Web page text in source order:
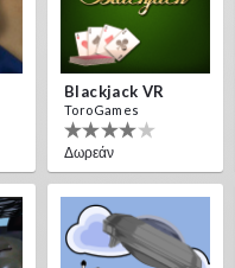
Blackjack VR
ToroGames
Δωρεάν